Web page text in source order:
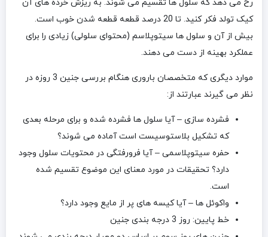
رخ می دهد که سلول ها تقسیم می شوند. به ریزش خرده های آن
کیک تولد فکر کنید. تا 20 درصد قطعه قطعه شدن خوب است.
بیش از آن و سلول ها سیتوپلاسم (محتوای سلولی) زیادی را برای
عملکرد بهینه از دست می دهند.
موارد دیگری که متخصصان باروری هنگام بررسی جنین 3 روزه در
نظر می گیرند عبارتند از:
فشرده سازی – آیا سلول ها فشرده شده و برای مرحله بعدی
که تشکیل بلاستوسیست است آماده می شوند؟
حفره سیتوپلاسمی – آیا فرورفتگی در محتویات سلول وجود
دارد؟ تحقیقات در مورد معنای این موضوع تقسیم شده
است.
واکوئل ها – آیا کیسه های پر از مایع وجود دارد؟
خط پایین: روز 3 درجه بندی جنین